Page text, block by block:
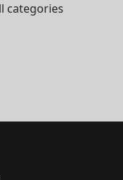
categories